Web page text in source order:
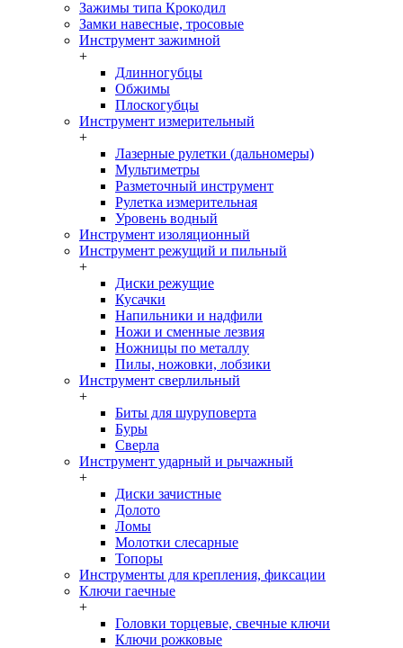
Зажимы типа Крокодил
Замки навесные, тросовые
Инструмент зажимной
+
Длинногубцы
Обжимы
Плоскогубцы
Инструмент измерительный
+
Лазерные рулетки (дальномеры)
Мультиметры
Разметочный инструмент
Рулетка измерительная
Уровень водный
Инструмент изоляционный
Инструмент режущий и пильный
+
Диски режущие
Кусачки
Напильники и надфили
Ножи и сменные лезвия
Ножницы по металлу
Пилы, ножовки, лобзики
Инструмент сверлильный
+
Биты для шуруповерта
Буры
Сверла
Инструмент ударный и рычажный
+
Диски зачистные
Долото
Ломы
Молотки слесарные
Топоры
Инструменты для крепления, фиксации
Ключи гаечные
+
Головки торцевые, свечные ключи
Ключи рожковые